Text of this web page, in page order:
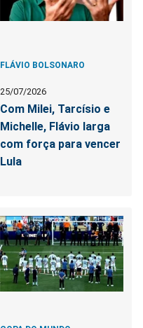
FLÁVIO BOLSONARO
25/07/2026
Com Milei, Tarcísio e
Michelle, Flávio larga
com força para vencer
Lula